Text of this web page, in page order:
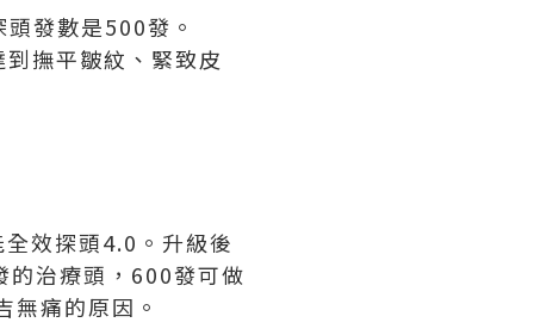
發數是500發。
撫平皺紋、緊致皮
效探頭4.0。升級後
的治療頭，600發可做
痛的原因。